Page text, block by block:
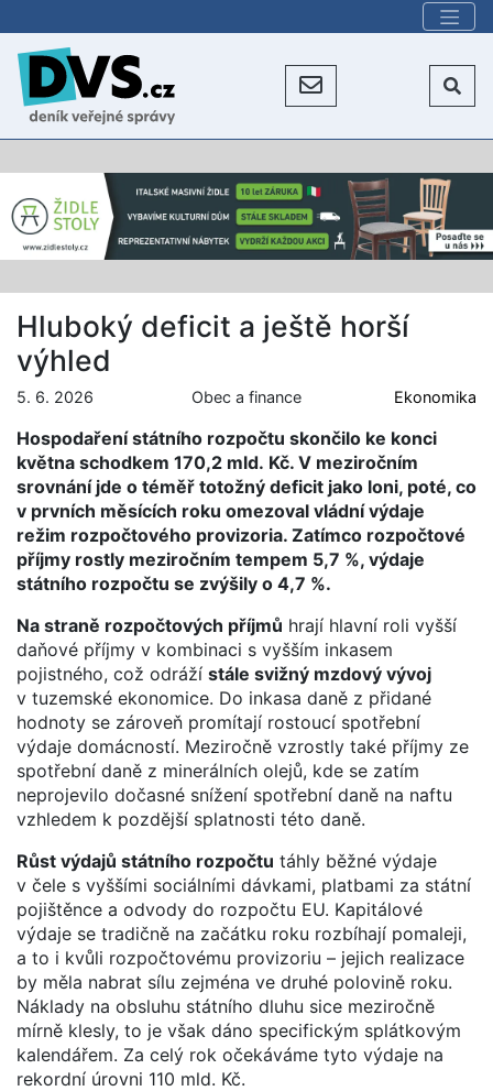
Hluboký deficit a ještě horší
výhled
5. 6. 2026 Obec a finance Ekonomika
Hospodaření státního rozpočtu skončilo ke konci
května schodkem 170,2 mld. Kč. V meziročním
srovnání jde o téměř totožný deficit jako loni, poté, co
v prvních měsících roku omezoval vládní výdaje
režim rozpočtového provizoria. Zatímco rozpočtové
příjmy rostly meziročním tempem 5,7 %, výdaje
státního rozpočtu se zvýšily o 4,7 %.
Na straně rozpočtových příjmů hrají hlavní roli vyšší
daňové příjmy v kombinaci s vyšším inkasem
pojistného, což odráží stále svižný mzdový vývoj
v tuzemské ekonomice. Do inkasa daně z přidané
hodnoty se zároveň promítají rostoucí spotřební
výdaje domácností. Meziročně vzrostly také příjmy ze
spotřební daně z minerálních olejů, kde se zatím
neprojevilo dočasné snížení spotřební daně na naftu
vzhledem k pozdější splatnosti této daně.
Růst výdajů státního rozpočtu táhly běžné výdaje
v čele s vyššími sociálními dávkami, platbami za státní
pojištěnce a odvody do rozpočtu EU. Kapitálové
výdaje se tradičně na začátku roku rozbíhají pomaleji,
a to i kvůli rozpočtovému provizoriu – jejich realizace
by měla nabrat sílu zejména ve druhé polovině roku.
Náklady na obsluhu státního dluhu sice meziročně
mírně klesly, to je však dáno specifickým splátkovým
kalendářem. Za celý rok očekáváme tyto výdaje na
rekordní úrovni 110 mld. Kč.